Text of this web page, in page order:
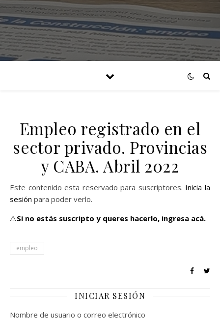
Empleo registrado en el
sector privado. Provincias
y CABA. Abril 2022
Este contenido esta reservado para suscriptores. Inicia la
sesión para poder verlo.
⚠️Si no estás suscripto y queres hacerlo, ingresa acá.
empleo
INICIAR SESIÓN
Nombre de usuario o correo electrónico